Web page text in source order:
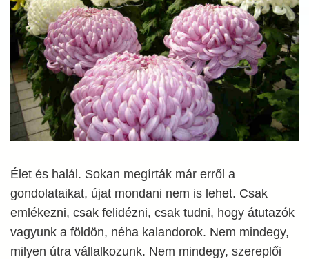
Élet és halál. Sokan megírták már erről a
gondolataikat, újat mondani nem is lehet. Csak
emlékezni, csak felidézni, csak tudni, hogy átutazók
vagyunk a földön, néha kalandorok. Nem mindegy,
milyen útra vállalkozunk. Nem mindegy, szereplői